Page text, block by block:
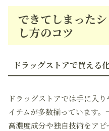
できてしまった
し方のコツ
ドラッグストアで買える
ドラッグストアでは手に入
イテムが多数揃っています
高濃度成分や独自技術をア